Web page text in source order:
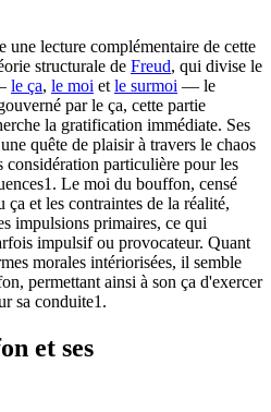
lecture complémentaire de cette
structurale de Freud, qui divise le
le ça, le moi et le surmoi — le
par le ça, cette partie
la gratification immédiate. Ses
quête de plaisir à travers le chaos
considération particulière pour les
Le moi du bouffon, censé
ça et les contraintes de la réalité,
impulsions primaires, ce qui
impulsif ou provocateur. Quant
morales intériorisées, il semble
permettant ainsi à son ça d'exercer
sa conduite1.
et ses